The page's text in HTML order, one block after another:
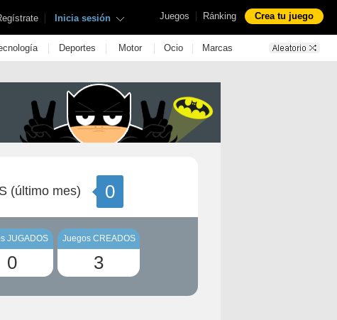
Juegos | Ránking Crea tu juego
| Inicia sesión
| Deportes | Motor | Ocio | Marcas
(último mes) 0
JUGADOS
0
Juegos CREADOS
3